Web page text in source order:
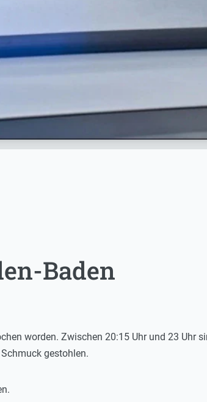
Baden
worden. Zwischen 20:15 Uhr und 23 Uhr
gestohlen.